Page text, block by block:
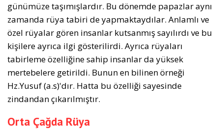
günümüze taşımışlardır. Bu dönemde papazlar aynı
zamanda rüya tabiri de yapmaktaydılar. Anlamlı ve
özel rüyalar gören insanlar kutsanmış sayılırdı ve bu
kişilere ayrıca ilgi gösterilirdi. Ayrıca rüyaları
tabirleme özelliğine sahip insanlar da yüksek
mertebelere getirildi. Bunun en bilinen örneği
Hz.Yusuf (a.s)'dır. Hatta bu özelliği sayesinde
zindandan çıkarılmıştır.
Orta Çağda Rüya